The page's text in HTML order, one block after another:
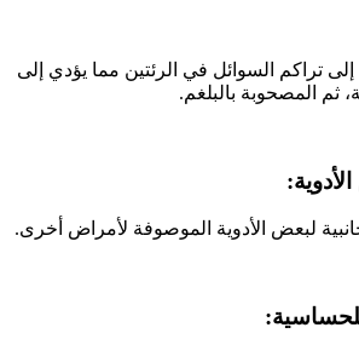
تراكم السوائل في الرئتين مما يؤدي إلى
ثم المصحوبة بالبلغم.
لبعض الأدوية الموصوفة لأمراض أخرى.